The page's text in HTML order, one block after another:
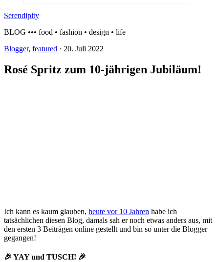
Serendipity
BLOG ••• food • fashion • design • life
Blogger, featured · 20. Juli 2022
Rosé Spritz zum 10-jährigen Jubiläum!
Ich kann es kaum glauben, heute vor 10 Jahren habe ich
tatsächlichen diesen Blog, damals sah er noch etwas anders aus, mit
den ersten 3 Beiträgen online gestellt und bin so unter die Blogger
gegangen!
🎉 YAY und TUSCH! 🎉